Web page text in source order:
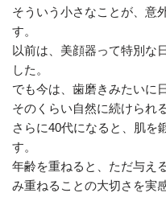
そういう小さなことが、意
す。
以前は、美顔器って特別な
した。
でも今は、歯磨きみたいに
そのくらい自然に続けられ
さらに40代になると、肌を
す。
年齢を重ねると、ただ与え
み重ねることの大切さを実